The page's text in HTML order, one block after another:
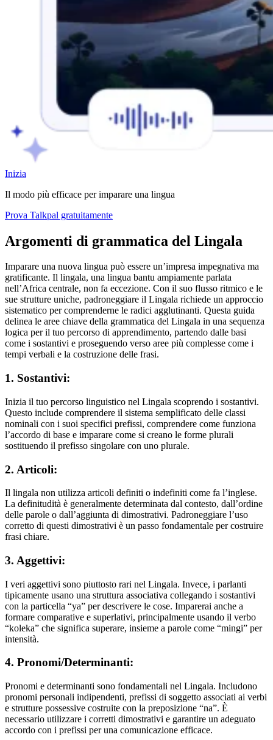
Inizia
Il modo più efficace per imparare una lingua
Prova Talkpal gratuitamente
Argomenti di grammatica del Lingala
Imparare una nuova lingua può essere un’impresa impegnativa ma
gratificante. Il lingala, una lingua bantu ampiamente parlata
nell’Africa centrale, non fa eccezione. Con il suo flusso ritmico e le
sue strutture uniche, padroneggiare il Lingala richiede un approccio
sistematico per comprenderne le radici agglutinanti. Questa guida
delinea le aree chiave della grammatica del Lingala in una sequenza
logica per il tuo percorso di apprendimento, partendo dalle basi
come i sostantivi e proseguendo verso aree più complesse come i
tempi verbali e la costruzione delle frasi.
1. Sostantivi:
Inizia il tuo percorso linguistico nel Lingala scoprendo i sostantivi.
Questo include comprendere il sistema semplificato delle classi
nominali con i suoi specifici prefissi, comprendere come funziona
l’accordo di base e imparare come si creano le forme plurali
sostituendo il prefisso singolare con uno plurale.
2. Articoli:
Il lingala non utilizza articoli definiti o indefiniti come fa l’inglese.
La definitudità è generalmente determinata dal contesto, dall’ordine
delle parole o dall’aggiunta di dimostrativi. Padroneggiare l’uso
corretto di questi dimostrativi è un passo fondamentale per costruire
frasi chiare.
3. Aggettivi:
I veri aggettivi sono piuttosto rari nel Lingala. Invece, i parlanti
tipicamente usano una struttura associativa collegando i sostantivi
con la particella “ya” per descrivere le cose. Imparerai anche a
formare comparative e superlativi, principalmente usando il verbo
“koleka” che significa superare, insieme a parole come “mingi” per
intensità.
4. Pronomi/Determinanti:
Pronomi e determinanti sono fondamentali nel Lingala. Includono
pronomi personali indipendenti, prefissi di soggetto associati ai verbi
e strutture possessive costruite con la preposizione “na”. È
necessario utilizzare i corretti dimostrativi e garantire un adeguato
accordo con i prefissi per una comunicazione efficace.